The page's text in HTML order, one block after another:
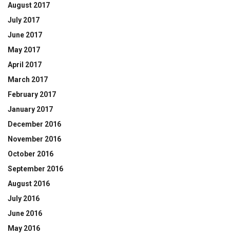
August 2017
July 2017
June 2017
May 2017
April 2017
March 2017
February 2017
January 2017
December 2016
November 2016
October 2016
September 2016
August 2016
July 2016
June 2016
May 2016